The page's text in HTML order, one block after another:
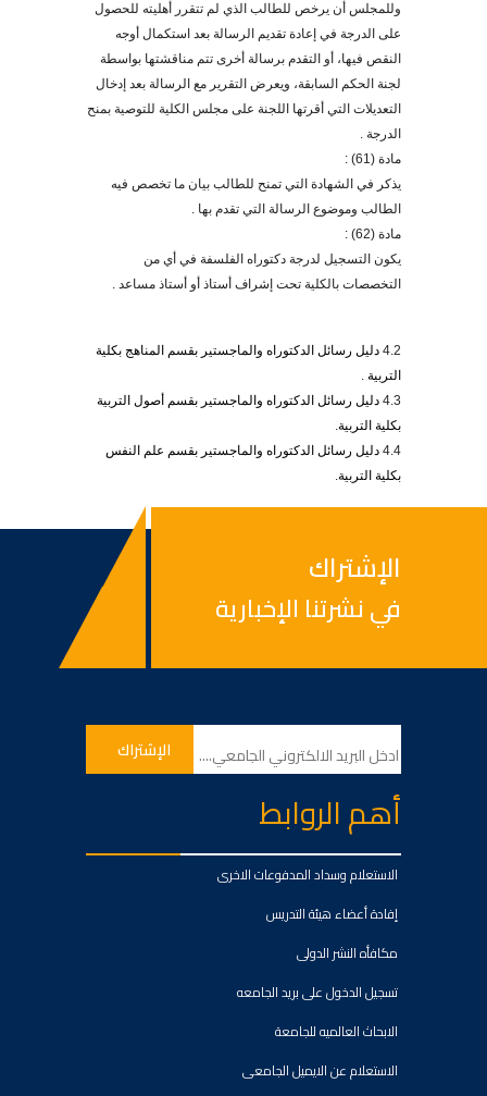
وللمجلس أن يرخص للطالب الذي لم تتقرر أهليته للحصول
على الدرجة في إعادة تقديم الرسالة بعد استكمال أوجه
النقص فيها، أو التقدم برسالة أخرى تتم مناقشتها بواسطة
لجنة الحكم السابقة، ويعرض التقرير مع الرسالة بعد إدخال
التعديلات التي أقرتها اللجنة على مجلس الكلية للتوصية بمنح
الدرجة .
مادة (61) :
يذكر في الشهادة التي تمنح للطالب بيان ما تخصص فيه
الطالب وموضوع الرسالة التي تقدم بها .
مادة (62) :
يكون التسجيل لدرجة دكتوراه الفلسفة في أي من
التخصصات بالكلية تحت إشراف أستاذ أو أستاذ مساعد .
4.2 دليل رسائل الدكتوراه والماجستير بقسم المناهج بكلية
التربية .
4.3 دليل رسائل الدكتوراه والماجستير بقسم أصول التربية
بكلية التربية.
4.4 دليل رسائل الدكتوراه والماجستير بقسم علم النفس
بكلية التربية.
الإشتراك
في نشرتنا الإخبارية
أهم الروابط
الاستعلام وسداد المدفوعات الاخرى
إفادة أعضاء هيئة التدريس
مكافأه النشر الدولى
تسجيل الدخول على بريد الجامعه
الابحاث العالميه للجامعة
الاستعلام عن الايميل الجامعى